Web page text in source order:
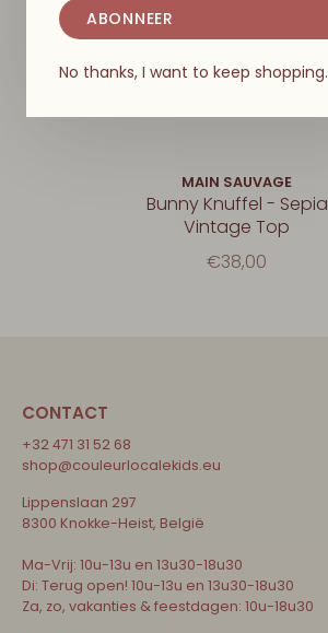
MAIN SAUVAGE
Bunny Knuffel - Sepia
Vintage Top
€38,00
CONTACT
+32 471 31 52 68
shop@couleurlocalekids.eu
Lippenslaan 297
8300 Knokke-Heist, België
Ma-Vrij: 10u-13u en 13u30-18u30
Di: Terug open! 10u-13u en 13u30-18u30
Za, zo, vakanties & feestdagen: 10u-18u30
ABONNEER
No thanks, I want to keep shopping.